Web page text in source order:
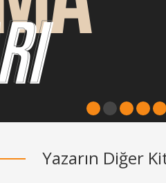
1 2 3 4
Yazarın Diğer